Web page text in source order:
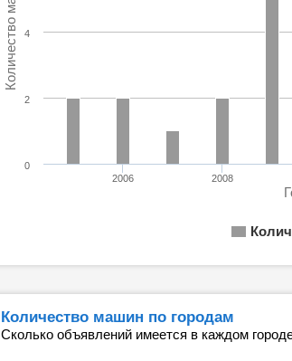
Количество машин
2006 2008
0
2
4
Количество машин по городам
Сколько объявлений имеется в каждом